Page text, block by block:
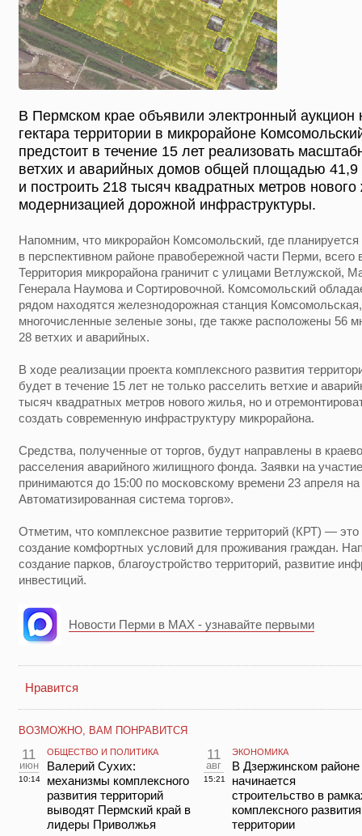
В Пермском крае объявили электронный аукцион
гектара территории в микрорайоне
предстоит в течение 15 лет реализовать
ветхих и аварийных домов общей площадью 41,9
и построить 218 тысяч квадратных метров
модернизацией дорожной инфраструктуры.
Напомним, что микрорайон Комсомольский, где
в перспективном районе правобережной части Перми, всего
Территория микрорайона граничит с улицами Ветлужской,
Генерала Наумова и Сортировочной. Комсомольский
рядом находятся железнодорожная станция
многочисленные зеленые зоны, где также расположены 56
28 ветхих и аварийных.
В ходе реализации проекта комплексного развития
будет в течение 15 лет не только расселить ветхие и
тысяч квадратных метров нового жилья, но и
создать современную инфраструктуру микрорайона.
Средства, полученные от торгов, будут направлены в
расселения аварийного жилищного фонда. Заявки на
принимаются до 15:00 по московскому времени 23 апреля
Автоматизированная система торгов».
Отметим, что комплексное развитие территорий (КРТ) —
создание комфортных условий для проживания граждан.
создание парков, благоустройство территорий, развитие
инвестиций.
Новости Перми в MAX - узнавайте первыми
Нравится
ВОЗМОЖНО, ВАМ ПОНРАВИТСЯ
11
июн
10:14
ОБЩЕСТВО И ПОЛИТИКА
Валерий Сухих:
механизмы комплексного
развития территорий
выводят Пермский край в
лидеры Приволжья
11
авг
15:21
ЭКОНОМИКА
В Дзержинском районе
начинается
строительство в
комплексного развития
территории